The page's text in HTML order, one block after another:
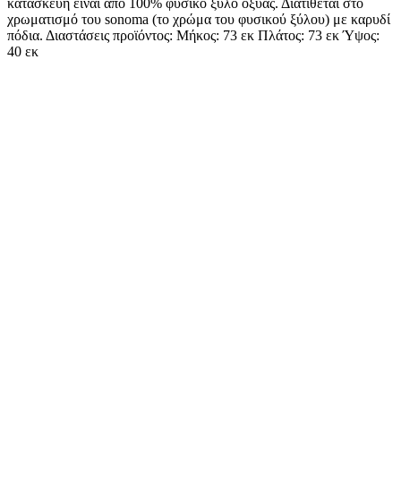
χρωματισμό του sonoma (το χρώμα του φυσικού ξύλου) με καρυδί
πόδια. Διαστάσεις προϊόντος: Μήκος: 73 εκ Πλάτος: 73 εκ Ύψος:
40 εκ